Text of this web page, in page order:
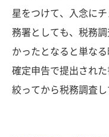
星をつけて、入念に
務署としても、税務
かったとなると単な
確定申告で提出され
絞ってから税務調査し